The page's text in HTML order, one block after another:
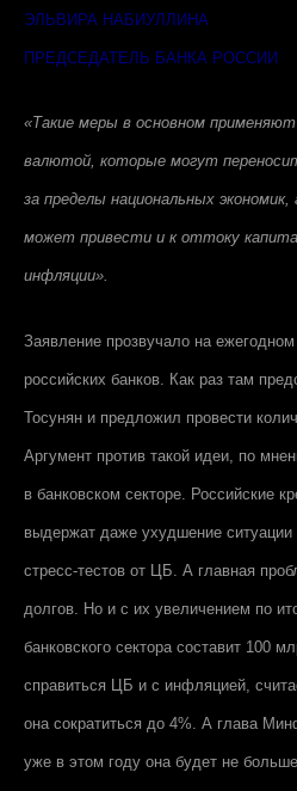
ЭЛЬВИРА НАБИУЛЛИНА
ПРЕДСЕДАТЕЛЬ БАНКА РОССИИ
«Такие меры в основном
валютой, которые могут
за пределы национальных
может привести и к оттоку
инфляции».
Заявление прозвучало на
российских банков. Как раз там
Тосунян и предложил провести
Аргумент против такой идеи, по
в банковском секторе. Российские
выдержат даже ухудшение
стресс-тестов от ЦБ. А главная
долгов. Но и с их увеличением по
банковского сектора составит 100
справиться ЦБ и с инфляцией,
она сократиться до 4%. А глава
уже в этом году она будет не